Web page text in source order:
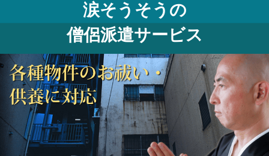
涙そうそうの
僧侶派遣サービス